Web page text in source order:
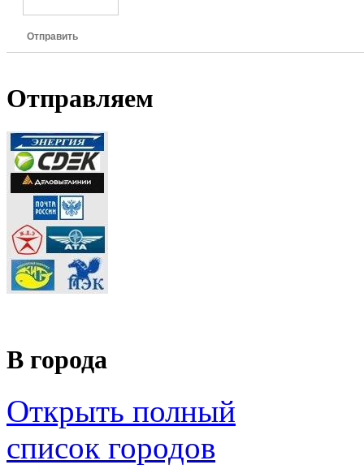
Отправить
Отправляем
В города
Открыть полный
список городов